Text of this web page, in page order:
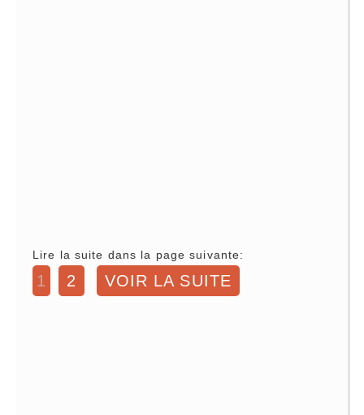
Lire la suite dans la page suivante:
1 2 VOIR LA SUITE